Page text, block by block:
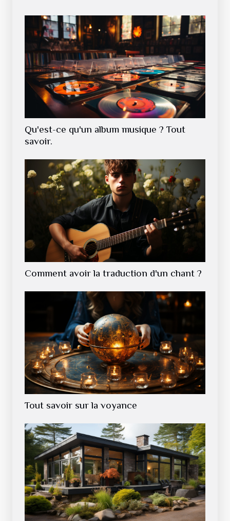
Qu'est-ce qu'un album musique ? Tout
savoir.
Comment avoir la traduction d'un chant ?
Tout savoir sur la voyance